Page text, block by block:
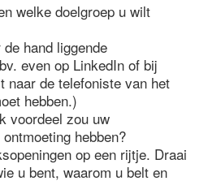
welke doelgroep u wilt
hand liggende
even op LinkedIn of bij
naar de telefoniste van het
hebben.)
voordeel zou uw
hebben?
op een rijtje. Draai
u bent, waarom u belt en